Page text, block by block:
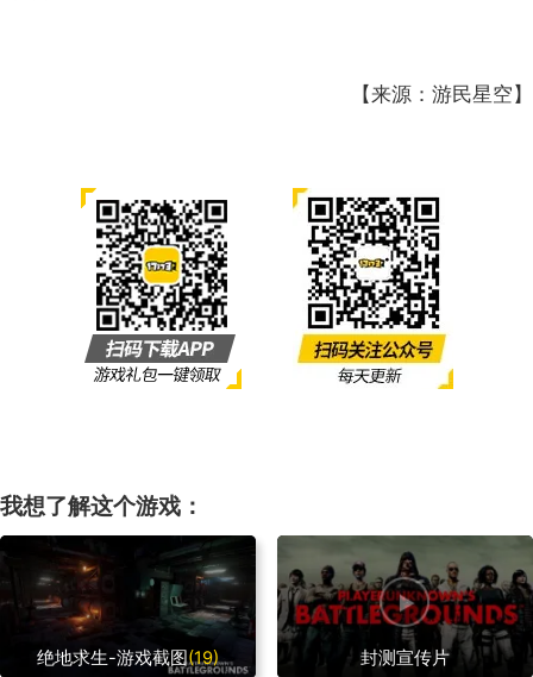
【来源：游民星空】
我想了解这个游戏：
绝地求生-游戏截图(19)
封测宣传片